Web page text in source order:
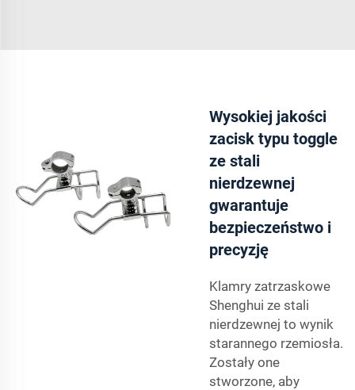
Wysokiej jakości
zacisk typu toggle
ze stali
nierdzewnej
gwarantuje
bezpieczeństwo i
precyzję
Klamry zatrzaskowe
Shenghui ze stali
nierdzewnej to wynik
starannego rzemiosła.
Zostały one
stworzone, aby